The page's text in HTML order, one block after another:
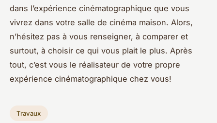
dans l’expérience cinématographique que vous
vivrez dans votre salle de cinéma maison. Alors,
n’hésitez pas à vous renseigner, à comparer et
surtout, à choisir ce qui vous plait le plus. Après
tout, c’est vous le réalisateur de votre propre
expérience cinématographique chez vous!
Travaux